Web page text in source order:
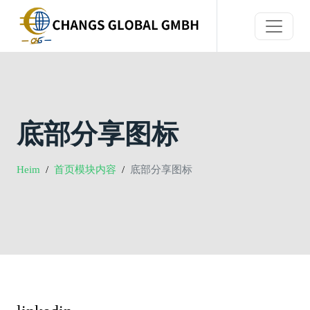
底部分享图标
Heim 首页模块内容 底部分享图标